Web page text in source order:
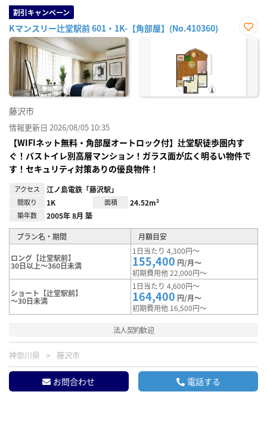
割引キャンペーン
Kマンスリー辻堂駅前 601・1K-【角部屋】(No.410360)
お気
藤沢市
情報更新日 2026/08/05 10:35
【WIFIネット無料・角部屋オートロック付】辻堂駅徒歩圏内す
ぐ！バストイレ別高層マンション！ガラス面が広く明るい物件で
す！セキュリティ対策ありの優良物件！
アクセス 江ノ島電鉄「藤沢駅」
間取り 1K 面積 24.52m²
築年数 2005年 8月 築
プラン名・期間 月額目安
ロング【辻堂駅前】
30日以上～360日未満
1日当たり 4,300円～
155,400 円/月～
初期費用他 22,000円～
ショート【辻堂駅前】
～30日未満
1日当たり 4,600円～
164,400 円/月～
初期費用他 16,500円～
法人契約歓迎
神奈川県 藤沢市
お問合わせ 電話する